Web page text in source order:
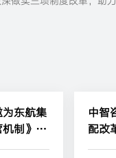
东航集
制》专
中智
配改